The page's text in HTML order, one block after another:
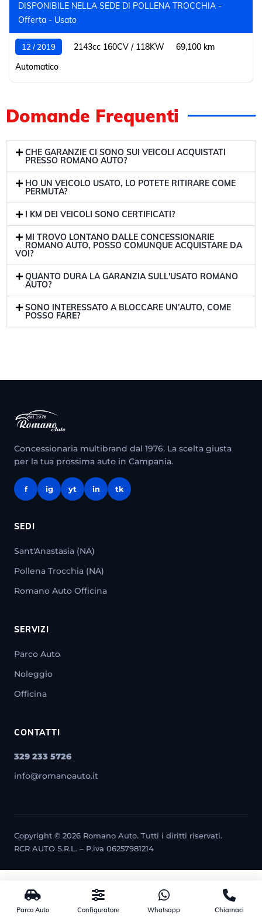
DISPONIBILE NELLA SEDE DI POLLENA TROCCHIA -
Offerta - Usato
12 / 2019 2143cc 160CV / 118KW
69,100 km
Automatico
Domande Frequenti
CHE GARANZIE CI SONO SUI VEICOLI ACQUISTATI
PRESSO ROMANO AUTO?
HO UN VEICOLO USATO, LO POTETE RITIRARE COME
PERMUTA?
I KM DEI VEICOLI SONO CERTIFICATI?
MI TROVO LONTANO DALLE CONCESSIONARIE
ROMANO AUTO, POSSO COMUNQUE ACQUISTARE DA
VOI?
QUANTO DURA LA GARANZIA SULL'USATO ROMANO
AUTO?
SONO INTERESSATO A BLOCCARE UN’AUTO, COME
POSSO FARE?
Concessionaria multibrand dal 1976. La scelta giusta
per la tua prossima auto in Campania.
f ig yt in tk
SEDI
Sant'Anastasia (NA)
Pollena Trocchia (NA)
Romano Auto Officina
SERVIZI
Parco Auto
Noleggio
Officina
CONTATTI
329 233 5726
info@romanoauto.it
Copyright © 2026 Romano Auto. Tutti i diritti riservati.
RCR AUTO S.R.L. – P.iva 06257981214
Parco Auto Configuratore Whatsapp Chiamaci